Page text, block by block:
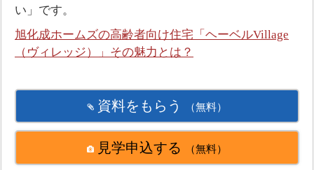
い」です。
旭化成ホームズの高齢者向け住宅「ヘーベルVillage
（ヴィレッジ）」その魅力とは？
資料をもらう （無料）
見学申込する （無料）